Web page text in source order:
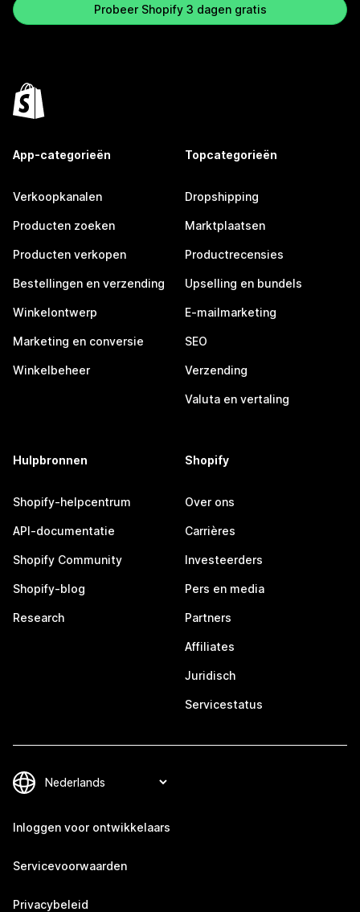
Probeer Shopify 3 dagen gratis
App-categorieën
Verkoopkanalen
Producten zoeken
Producten verkopen
Bestellingen en verzending
Winkelontwerp
Marketing en conversie
Winkelbeheer
Topcategorieën
Dropshipping
Marktplaatsen
Productrecensies
Upselling en bundels
E-mailmarketing
SEO
Verzending
Valuta en vertaling
Hulpbronnen
Shopify-helpcentrum
API-documentatie
Shopify Community
Shopify-blog
Research
Shopify
Over ons
Carrières
Investeerders
Pers en media
Partners
Affiliates
Juridisch
Servicestatus
Inloggen voor ontwikkelaars
Servicevoorwaarden
Privacybeleid